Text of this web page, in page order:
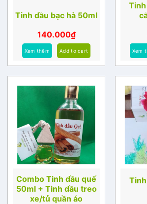
Tinh dầu bạc hà 50ml
140.000₫
Xem thêm Add to cart Xem
Combo Tinh dầu quế
50ml + Tinh dầu treo
xe/tủ quần áo